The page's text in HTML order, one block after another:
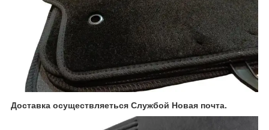
Доставка осуществляеться Службой Новая почта.